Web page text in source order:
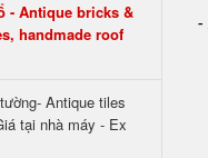
- Antique bricks &
handmade roof
Antique tiles
tại nhà máy - Ex
-